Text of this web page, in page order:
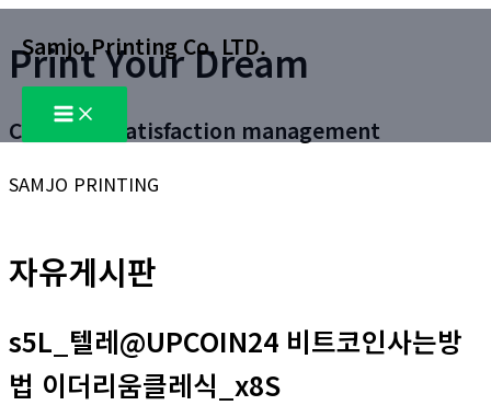
텐
츠
건
뛰
Samjo Printing Co. LTD.
Main
Menu
Print Your Dream
Customer satisfaction management
SAMJO PRINTING
자유게시판
s5L_텔레@UPCOIN24 비트코인사는방
법 이더리움클레식_x8S